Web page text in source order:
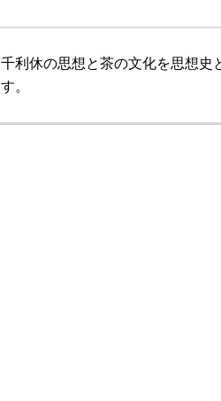
千利休の思想と茶の文化を思想史
す。